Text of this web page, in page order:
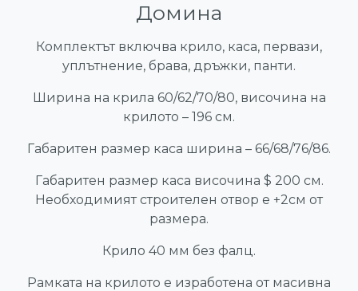
Домина
Комплектът включва крило, каса, первази,
уплътнение, брава, дръжки, панти.
Ширина на крила 60/62/70/80, височина на
крилото – 196 см.
Габаритен размер каса ширина – 66/68/76/86.
Габаритен размер каса височина $ 200 см.
Необходимият строителен отвор е +2см от
размера.
Крило 40 мм без фалц.
Рамката на крилото е изработена от масивна